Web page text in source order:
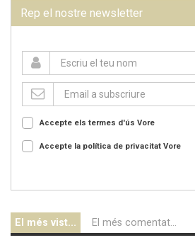
Rep el nostre newsletter
Accepte els termes d'ús Vore
Accepte la política de privacitat Vore
El més vist... El més comentat...